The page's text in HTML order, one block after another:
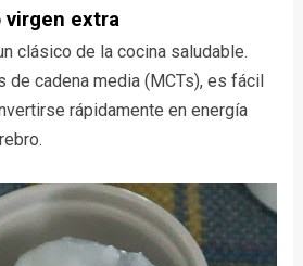
virgen extra
clásico de la cocina saludable.
de cadena media (MCTs), es fácil
rápidamente en energía